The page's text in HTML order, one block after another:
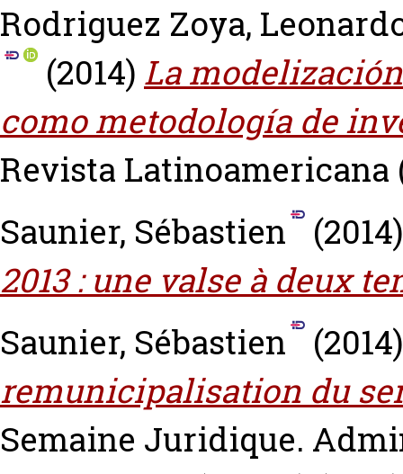
Rodriguez Zoya,
(2014) La
como metodología de
Revista Latinoamericana
Saunier, Sébastien
2013 : une valse à deux
Saunier, Sébastien
remunicipalisation du
Semaine Juridique.